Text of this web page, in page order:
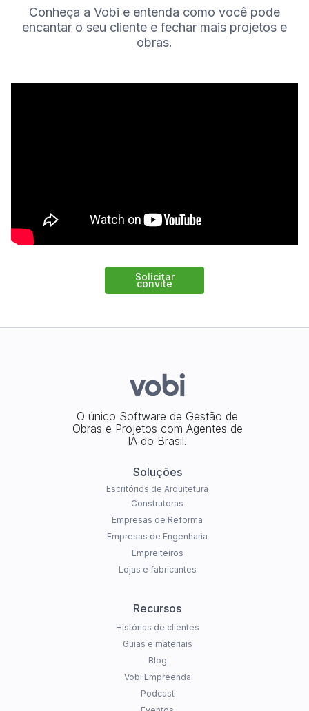
Conheça a Vobi e entenda como você pode
encantar o seu cliente e fechar mais projetos e
obras.
Solicitar
convite
O único Software de Gestão de
Obras e Projetos com Agentes de
IA do Brasil.
Soluções
Escritórios de Arquitetura
Construtoras
Empresas de Reforma
Empresas de Engenharia
Empreiteiros
Lojas e fabricantes
Recursos
Histórias de clientes
Guias e materiais
Blog
Vobi Empreenda
Podcast